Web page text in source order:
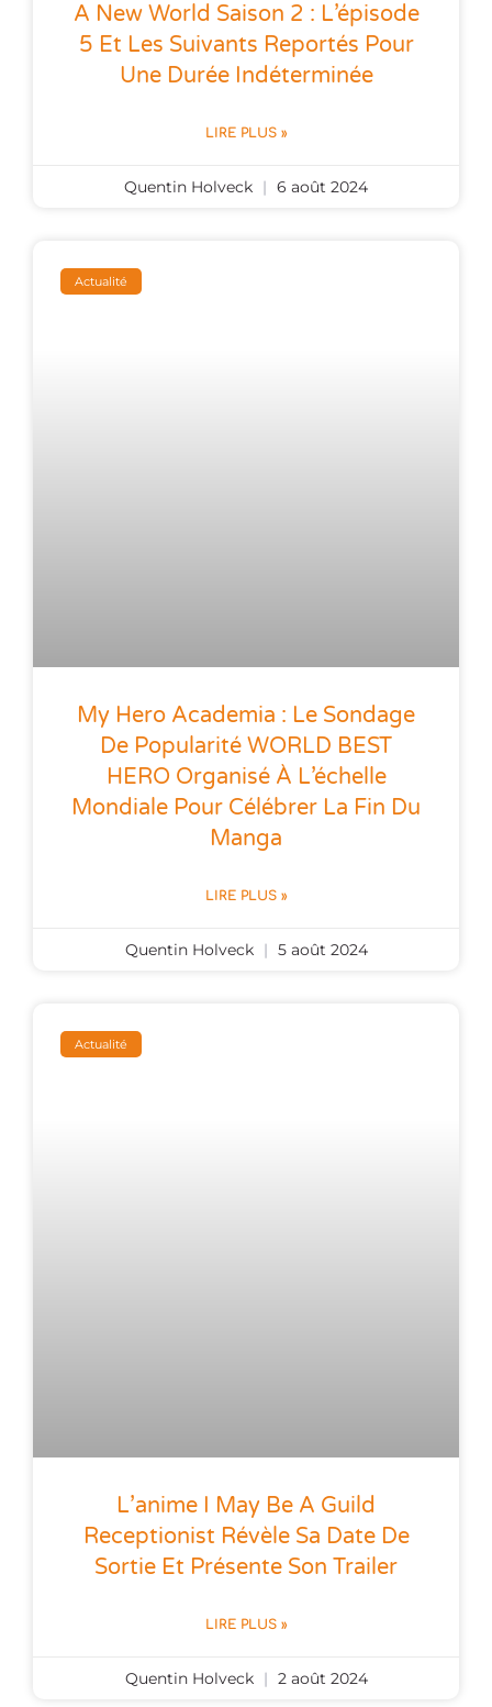
A New World Saison 2 : L’épisode
5 Et Les Suivants Reportés Pour
Une Durée Indéterminée
LIRE PLUS »
Quentin Holveck 6 août 2024
Actualité
My Hero Academia : Le Sondage
De Popularité WORLD BEST
HERO Organisé À L’échelle
Mondiale Pour Célébrer La Fin Du
Manga
LIRE PLUS »
Quentin Holveck 5 août 2024
Actualité
L’anime I May Be A Guild
Receptionist Révèle Sa Date De
Sortie Et Présente Son Trailer
LIRE PLUS »
Quentin Holveck 2 août 2024